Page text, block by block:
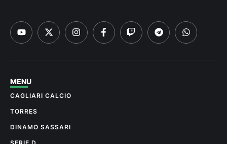
MENU
CAGLIARI CALCIO
TORRES
DINAMO SASSARI